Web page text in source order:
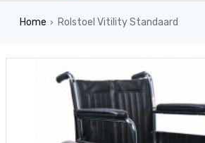
Home › Rolstoel Vitility Standaard